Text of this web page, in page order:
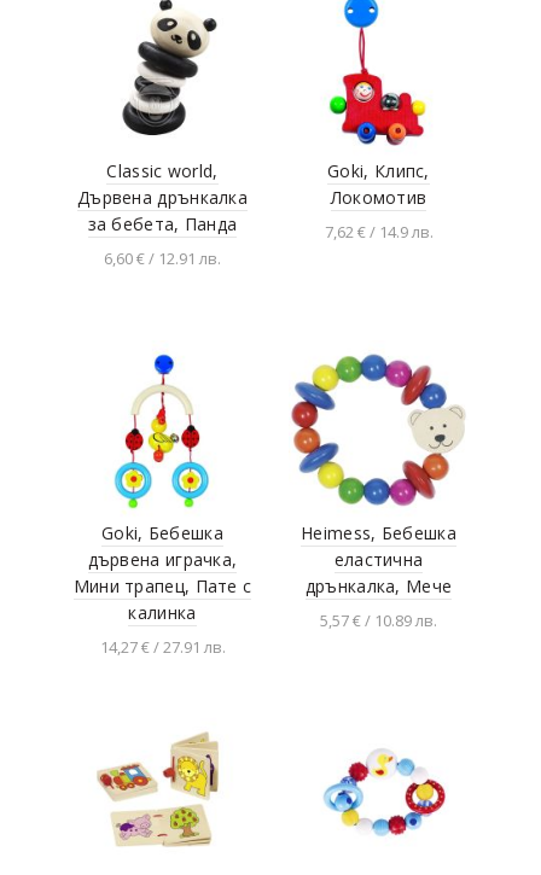
Classic world,
Дървена дрънкалка
за бебета, Панда
6,60 € / 12.91 лв.
Goki, Клипс,
Локомотив
7,62 € / 14.9 лв.
Goki, Бебешка
дървена играчка,
Мини трапец, Пате с
калинка
14,27 € / 27.91 лв.
Heimess, Бебешка
еластична
дрънкалка, Мече
5,57 € / 10.89 лв.